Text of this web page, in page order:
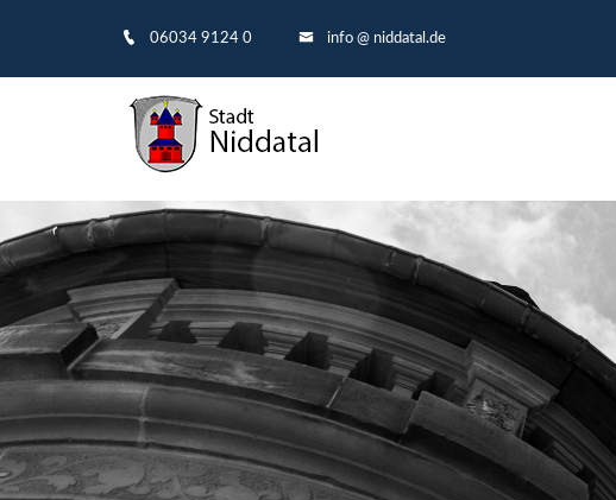
06034 9124 0 info @ niddatal.de